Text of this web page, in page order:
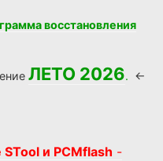
восстановления
ЛЕТО 2026. <-
и PCMflash -